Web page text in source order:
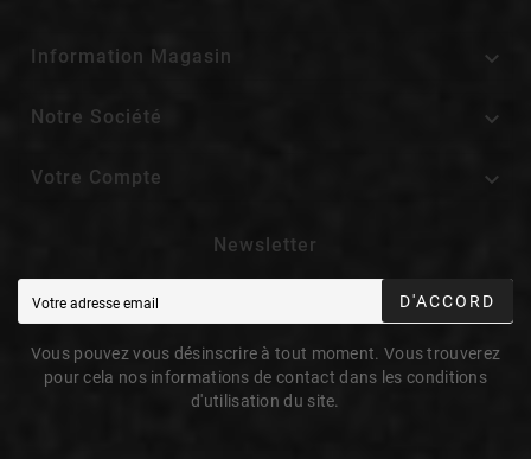
Information Magasin 
Notre Société 
Votre Compte 
Newsletter
D'ACCORD
Vous pouvez vous désinscrire à tout moment. Vous trouverez
pour cela nos informations de contact dans les conditions
d'utilisation du site.